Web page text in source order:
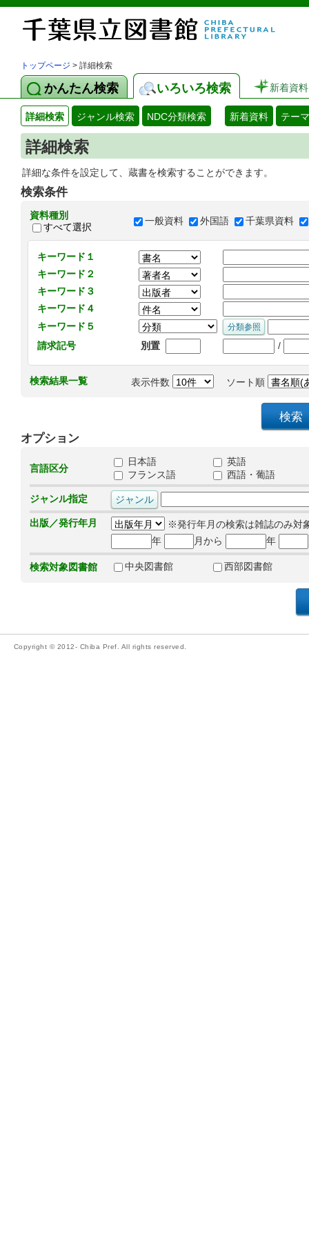
トップページ > 詳細検索
かんたん検索 いろいろ検索 新着資料
詳細検索 ジャンル検索 NDC分類検索 新着資料 テー
詳細検索
詳細な条件を設定して、蔵書を検索することができます。
検索条件
資料種別
すべて選択
一般資料 外国語 千葉県資料
キーワード１
キーワード２
キーワード３
キーワード４
キーワード５
請求記号
別置 /
検索結果一覧 表示件数 ソート順
オプション
言語区分
日本語
英語
フランス語
西語・葡語
ジャンル指定
出版／発行年月
※発行年月の検索は雑誌のみ対
年
月から 年
検索対象図書館 中央図書館 西部図書館
Copyright © 2012- Chiba Pref. All rights reserved.